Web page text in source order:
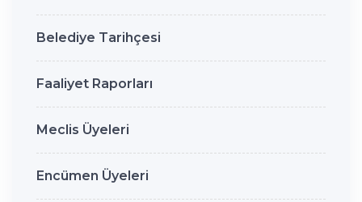
Belediye Tarihçesi
Faaliyet Raporları
Meclis Üyeleri
Encümen Üyeleri